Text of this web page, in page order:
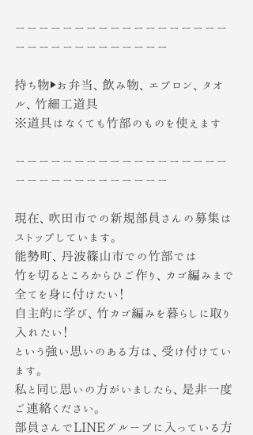
ーーーーーーーーーーーーーーーーーー
ーーーーーーーーーーーーー
持ち物▶︎お弁当、飲み物、エプロン、タオ
ル、竹細工道具
※道具はなくても竹部のものを使えます
ーーーーーーーーーーーーーーーーーー
ーーーーーーーーーーーーー
現在、吹田市での新規部員さんの募集は
ストップしています。
能勢町、丹波篠山市での竹部では
竹を切るところからひご作り、カゴ編みまで
全てを身に付けたい！
自主的に学び、竹カゴ編みを暮らしに取り
入れたい！
という強い思いのある方は、受け付けてい
ます。
私と同じ思いの方がいましたら、是非一度
ご連絡ください。
部員さんでLINEグループに入っている方